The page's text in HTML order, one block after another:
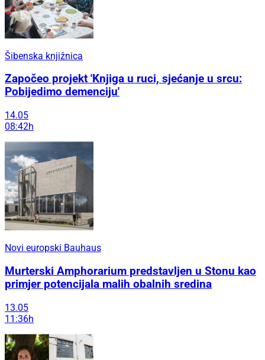
Šibenska knjižnica
Započeo projekt 'Knjiga u ruci, sjećanje u srcu:
Pobijedimo demenciju'
14.05
08:42h
Novi europski Bauhaus
Murterski Amphorarium predstavljen u Stonu kao
primjer potencijala malih obalnih sredina
13.05
11:36h